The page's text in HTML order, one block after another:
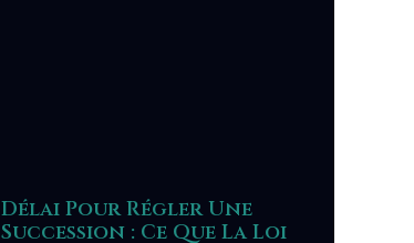
Délai Pour Régler Une
Succession : Ce Que La Loi